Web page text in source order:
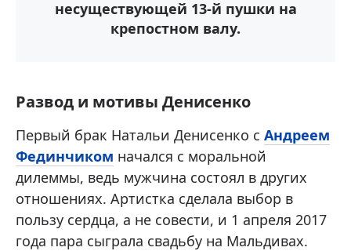
несуществующей 13-й пушки на
крепостном валу.
Развод и мотивы Денисенко
Первый брак Натальи Денисенко с Андреем
Фединчиком начался с моральной
дилеммы, ведь мужчина состоял в других
отношениях. Артистка сделала выбор в
пользу сердца, а не совести, и 1 апреля 2017
года пара сыграла свадьбу на Мальдивах.